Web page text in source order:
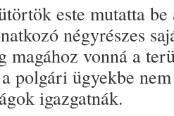
este mutatta
négyrészes
magához vonná a
polgári ügyekbe
igazgatnák.